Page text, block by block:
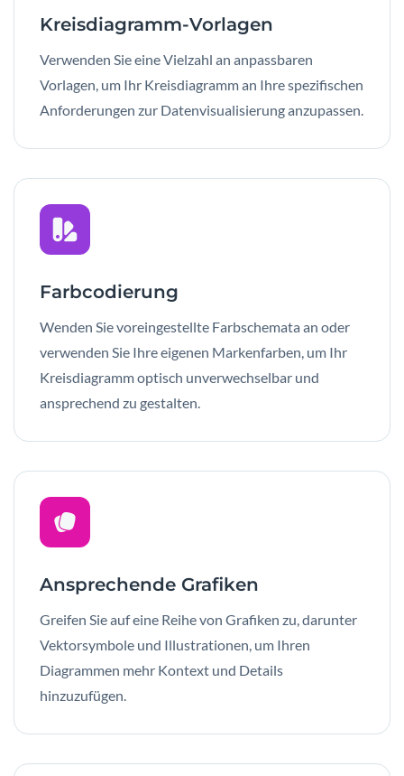
Kreisdiagramm-Vorlagen
Verwenden Sie eine Vielzahl an anpassbaren
Vorlagen, um Ihr Kreisdiagramm an Ihre spezifischen
Anforderungen zur Datenvisualisierung anzupassen.
Farbcodierung
Wenden Sie voreingestellte Farbschemata an oder
verwenden Sie Ihre eigenen Markenfarben, um Ihr
Kreisdiagramm optisch unverwechselbar und
ansprechend zu gestalten.
Ansprechende Grafiken
Greifen Sie auf eine Reihe von Grafiken zu, darunter
Vektorsymbole und Illustrationen, um Ihren
Diagrammen mehr Kontext und Details
hinzuzufügen.